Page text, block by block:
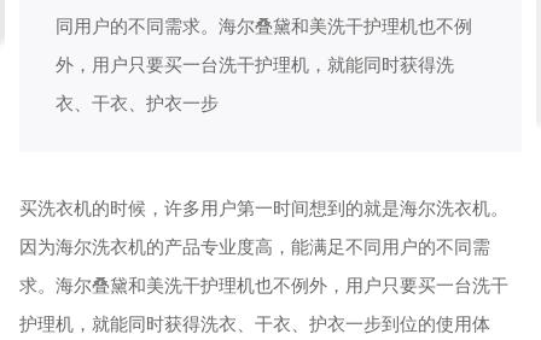
同用户的不同需求。海尔叠黛和美洗干护理机也不例
外，用户只要买一台洗干护理机，就能同时获得洗
衣、干衣、护衣一步
买洗衣机的时候，许多用户第一时间想到的就是海尔洗衣机。
因为海尔洗衣机的产品专业度高，能满足不同用户的不同需
求。海尔叠黛和美洗干护理机也不例外，用户只要买一台洗干
护理机，就能同时获得洗衣、干衣、护衣一步到位的使用体